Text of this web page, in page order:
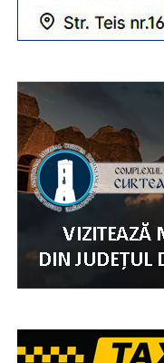
Găești, este o
totuși o aventură.
electoratul. Candidatul
la paralele. S-a ținut
PSD), vrând să
câștige. Scorul, totuși,
A existat și un
farmecul scrutinului
democrației.
nutresc simpatii
buletinului de vot.